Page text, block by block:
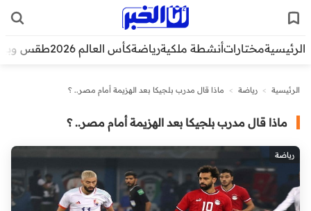
الرئيسيةمختاراتأنشطة ملكيةرياضةكأس العالم 2026 طقس
الرئيسية > رياضة > ماذا قال مدرب بلجيكا بعد الهزيمة أمام مصر.. ؟
ماذا قال مدرب بلجيكا بعد الهزيمة أمام مصر.. ؟
رياضة